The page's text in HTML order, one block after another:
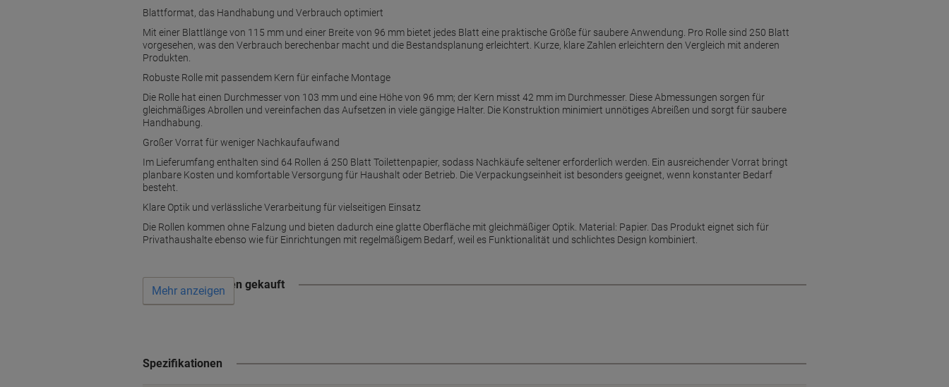
Blattformat, das Handhabung und Verbrauch optimiert
Mit einer Blattlänge von 115 mm und einer Breite von 96 mm bietet jedes Blatt eine praktische Größe für saubere Anwendung. Pro Rolle sind 250 Blatt
vorgesehen, was den Verbrauch berechenbar macht und die Bestandsplanung erleichtert. Kurze, klare Zahlen erleichtern den Vergleich mit anderen
Produkten.
Robuste Rolle mit passendem Kern für einfache Montage
Die Rolle hat einen Durchmesser von 103 mm und eine Höhe von 96 mm; der Kern misst 42 mm im Durchmesser. Diese Abmessungen sorgen für
gleichmäßiges Abrollen und vereinfachen das Aufsetzen in viele gängige Halter. Die Konstruktion minimiert unnötiges Abreißen und sorgt für saubere
Handhabung.
Großer Vorrat für weniger Nachkaufaufwand
Im Lieferumfang enthalten sind 64 Rollen á 250 Blatt Toilettenpapier, sodass Nachkäufe seltener erforderlich werden. Ein ausreichender Vorrat bringt
planbare Kosten und komfortable Versorgung für Haushalt oder Betrieb. Die Verpackungseinheit ist besonders geeignet, wenn konstanter Bedarf
besteht.
Klare Optik und verlässliche Verarbeitung für vielseitigen Einsatz
Die Rollen kommen ohne Falzung und bieten dadurch eine glatte Oberfläche mit gleichmäßiger Optik. Material: Papier. Das Produkt eignet sich für
Privathaushalte ebenso wie für Einrichtungen mit regelmäßigem Bedarf, weil es Funktionalität und schlichtes Design kombiniert.
Wird oft zusammen gekauft
Mehr anzeigen
Spezifikationen